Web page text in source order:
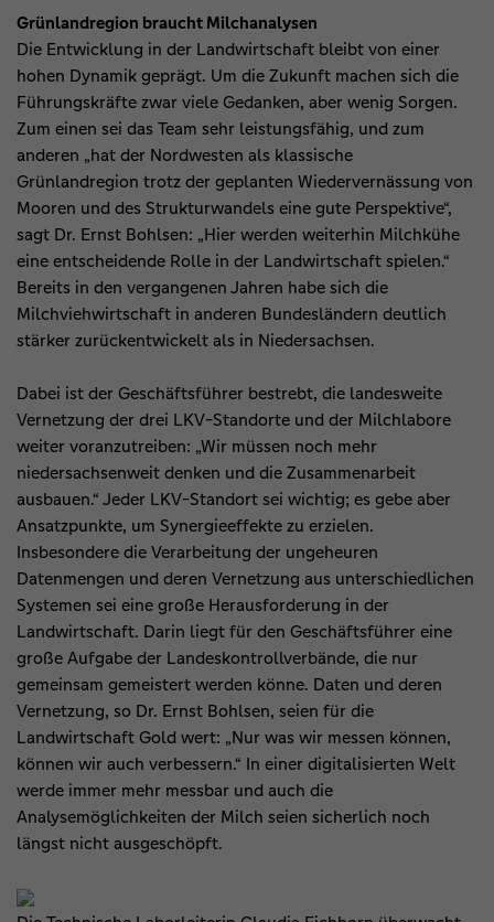
Grünlandregion braucht Milchanalysen
Die Entwicklung in der Landwirtschaft bleibt von einer
hohen Dynamik geprägt. Um die Zukunft machen sich die
Führungskräfte zwar viele Gedanken, aber wenig Sorgen.
Zum einen sei das Team sehr leistungsfähig, und zum
anderen „hat der Nordwesten als klassische
Grünlandregion trotz der geplanten Wiedervernässung von
Mooren und des Strukturwandels eine gute Perspektive“,
sagt Dr. Ernst Bohlsen: „Hier werden weiterhin Milchkühe
eine entscheidende Rolle in der Landwirtschaft spielen.“
Bereits in den vergangenen Jahren habe sich die
Milchviehwirtschaft in anderen Bundesländern deutlich
stärker zurückentwickelt als in Niedersachsen.
Dabei ist der Geschäftsführer bestrebt, die landesweite
Vernetzung der drei LKV-Standorte und der Milchlabore
weiter voranzutreiben: „Wir müssen noch mehr
niedersachsenweit denken und die Zusammenarbeit
ausbauen.“ Jeder LKV-Standort sei wichtig; es gebe aber
Ansatzpunkte, um Synergieeffekte zu erzielen.
Insbesondere die Verarbeitung der ungeheuren
Datenmengen und deren Vernetzung aus unterschiedlichen
Systemen sei eine große Herausforderung in der
Landwirtschaft. Darin liegt für den Geschäftsführer eine
große Aufgabe der Landeskontrollverbände, die nur
gemeinsam gemeistert werden könne. Daten und deren
Vernetzung, so Dr. Ernst Bohlsen, seien für die
Landwirtschaft Gold wert: „Nur was wir messen können,
können wir auch verbessern.“ In einer digitalisierten Welt
werde immer mehr messbar und auch die
Analysemöglichkeiten der Milch seien sicherlich noch
längst nicht ausgeschöpft.